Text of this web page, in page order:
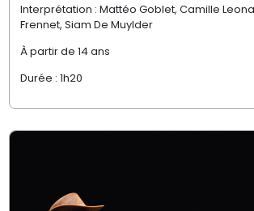
Interprétation : Mattéo Goblet, Camille
Frennet, Siam De Muylder
À partir de 14 ans
Durée : 1h20